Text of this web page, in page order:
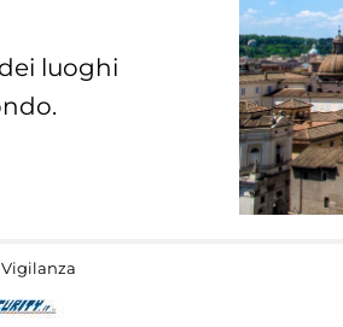
luoghi